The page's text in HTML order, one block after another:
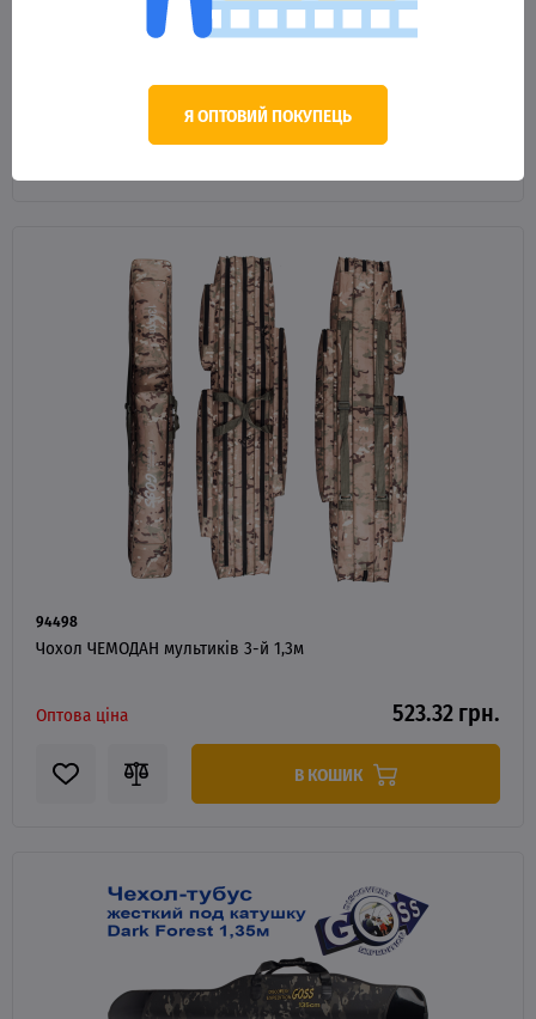
Чохол ЧЕМОДАН мультиків 3-й 1,1м
В КОШИК
94498
Чохол ЧЕМОДАН мультиків 3-й 1,3м
Оптова ціна 523.32 грн.
В КОШИК
Я ОПТОВИЙ ПОКУПЕЦЬ